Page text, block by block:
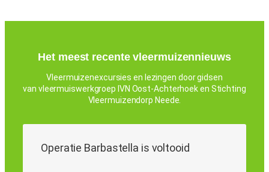
Het meest recente vleermuizennieuws
Vleermuizenexcursies en lezingen door gidsen
van vleermuiswerkgroep IVN Oost-Achterhoek en Stichting
Vleermuizendorp Neede.
Operatie Barbastella is voltooid